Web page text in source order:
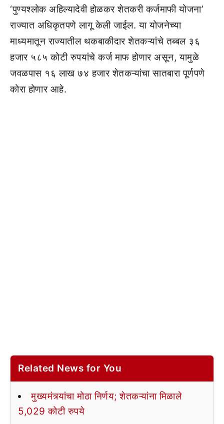
‘पुण्यश्लोक अहिल्यादेवी होळकर शेतकरी कर्जमाफी योजना’
राज्यात अधिकृतपणे लागू केली जाईल. या योजनेच्या
माध्यमातून राज्यातील थकबाकीदार शेतकऱ्यांचे तब्बल ३६
हजार ५८५ कोटी रुपयांचे कर्ज माफ होणार असून, यामुळे
जवळपास १६ लाख ७४ हजार शेतकऱ्यांचा सातबारा पूर्णपणे
कोरा होणार आहे.
Related News for You
मुख्यमंत्र्यांचा मोठा निर्णय; शेतकऱ्यांना मिळाले
5,029 कोटी रुपये